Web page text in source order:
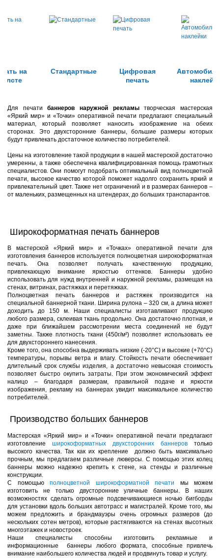
на
Стандартные
Цифровая
печать
Для печати баннеров наружной рекламытворческая мастерская
«Яркий мир» и «Точки» оперативной печати предлагают специальный
материал, который позволяет наносить изображение на обеих
сторонах. Это двухсторонние баннеры, большие размеры которых
будут привлекать достаточное количество потребителей.
Цены на изготовление такой продукции в нашей мастерской достаточно
умеренны, а также обеспечена квалифицированная помощь грамотных
специалистов. Они помогут подобрать оптимальный вид полноцветной
печати, высокое качество которой поможет надолго сохранить яркий и
привлекательный цвет. Также нет ограничений и в размерах баннеров –
от маленьких, размещенных на штендерах, до больших транспарантов.
Широкоформатная печать баннеров
В мастерской «Яркий мир» и «Точках» оперативной печати для
изготовления баннеров используется полноцветная широкоформатная
печать. Она позволяет получать качественную продукцию,
привлекающую внимание яркостью оттенков. Баннеры удобно
использовать для нужд внутренней и наружной рекламы, размещая на
стенах, витринах, растяжках и перетяжках.
Полноцветная печать баннеров и растяжек производится на
специальной баннерной ткани. Ширина рулона – 320 см, а длина может
доходить до 150 м. Наши специалисты изготавливают продукцию
любого размера, склеивая ткань продольно. Она достаточно плотная, и
даже при ближайшем рассмотрении места соединений не будут
заметны. Также плотность ткани (450г/м²) позволяет использовать ее
для двухстороннего нанесения.
Кроме того, она способна выдерживать низкие (-20°C) и высокие (+70°C)
температуры, порывы ветра и влагу. Стойкость печати обеспечивает
длительный срок службы изделия, а достаточно невысокая стоимость
позволяет быстро окупить затраты. При этом экономический эффект
налицо – благодаря размерам, правильной подаче и яркости
изображения, рекламу на баннерах увидит максимальное количество
потребителей.
Производство больших баннеров
Мастерская «Яркий мир» и «Точки» оперативной печати предлагают
изготовление широкоформатных двухсторонних баннеров только
высокого качества. Так как их крепление должно быть максимально
прочным, мы предлагаем различные люверсы. С помощью этих колец
баннеры можно надежно крепить к стене, на стенды и различные
конструкции.
С помощью полноцветной широкоформатной печати мы можем
изготовить не только двусторонние уличные баннеры. В наших
возможностях сделать огромные подсвечивающиеся ночью бигборды
для установки вдоль больших автотрасс и магистралей. Кроме того, мы
можем предложить и брандмауэры очень огромных размеров (до
нескольких сотен метров), которые растягиваются на стенах высотных
многоэтажек и новостроек.
Наши специалисты способны изготовить рекламные и
информационные баннеры любого формата, способные привлечь
внимание наибольшего количества людей и продвинуть товар и услугу.